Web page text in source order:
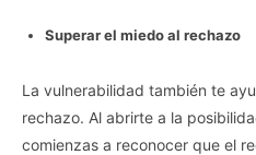
Superar el miedo al rechazo
La vulnerabilidad también te
rechazo. Al abrirte a la
comienzas a reconocer que el